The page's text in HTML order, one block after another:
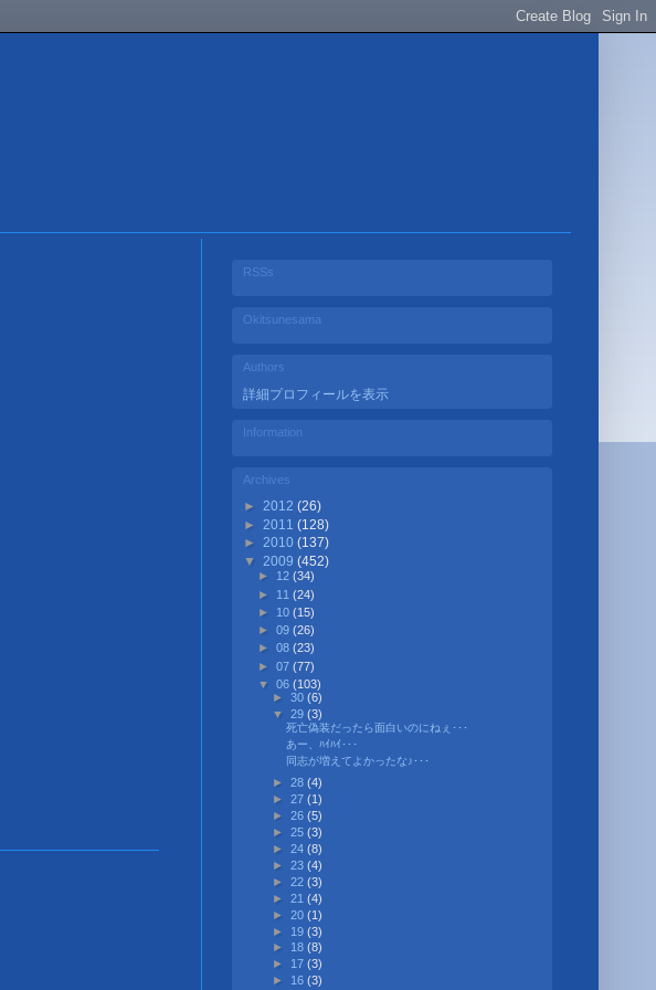
RSSs
Okitsunesama
Authors
詳細プロフィールを表示
Information
Archives
► 2012 (26)
► 2011 (128)
► 2010 (137)
▼ 2009 (452)
► 12(34)
► 11(24)
► 10(15)
►09(26)
►08(23)
►07(77)
▼06(103)
►30(6)
▼29(3)
死亡偽装だったら面白いのにねぇ･･･
あー、ﾊｲﾊｲ･･･
同志が増えてよかったな♪･･･
►28(4)
►27(1)
►26(5)
►25(3)
►24(8)
►23(4)
►22(3)
►21(4)
►20(1)
► 19(3)
► 18(8)
► 17(3)
► 16(3)